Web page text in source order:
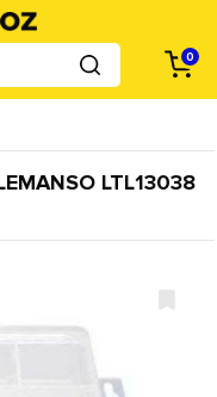
0
LTL13038